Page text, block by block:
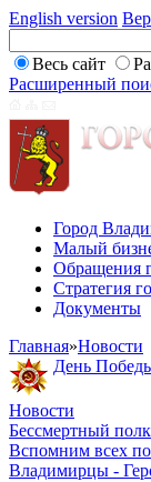
English version
Весь сайт
Расширенный
Город
Малый
Обращения
Стратегия
Документы
Главная»Новости
День
Новости
Бессмертный полк
Вспомним всех
Владимирцы -